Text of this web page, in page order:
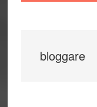
bloggare